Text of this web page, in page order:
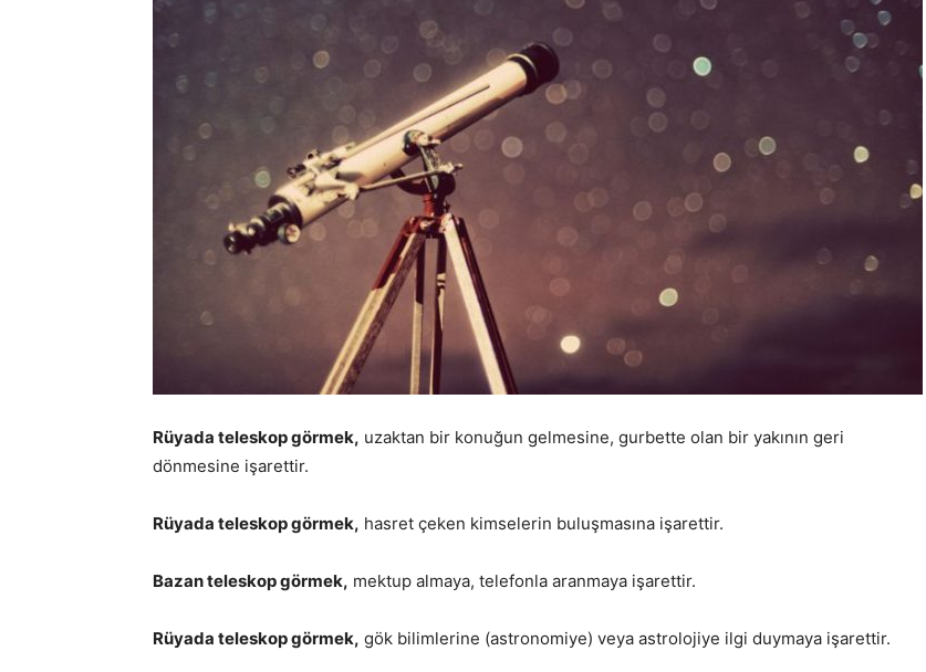
Rüyada teleskop görmek, uzaktan bir konuğun gelmesine, gurbette olan bir yakının geri
dönmesine işarettir.
Rüyada teleskop görmek, hasret çeken kimselerin buluşmasına işarettir.
Bazan teleskop görmek, mektup almaya, telefonla aranmaya işarettir.
Rüyada teleskop görmek, gök bilimlerine (astronomiye) veya astrolojiye ilgi duymaya işarettir.